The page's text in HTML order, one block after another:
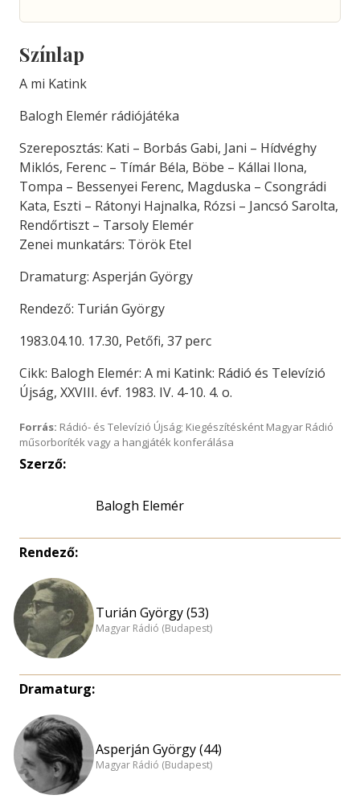
Színlap
A mi Katink
Balogh Elemér rádiójátéka
Szereposztás: Kati – Borbás Gabi, Jani – Hídvéghy
Miklós, Ferenc – Tímár Béla, Böbe – Kállai Ilona,
Tompa – Bessenyei Ferenc, Magduska – Csongrádi
Kata, Eszti – Rátonyi Hajnalka, Rózsi – Jancsó Sarolta,
Rendőrtiszt – Tarsoly Elemér
Zenei munkatárs: Török Etel
Dramaturg: Asperján György
Rendező: Turián György
1983.04.10. 17.30, Petőfi, 37 perc
Cikk: Balogh Elemér: A mi Katink: Rádió és Televízió
Újság, XXVIII. évf. 1983. IV. 4-10. 4. o.
Forrás: Rádió- és Televízió Újság; Kiegészítésként Magyar Rádió
műsorboríték vagy a hangjáték konferálása
Szerző:
Balogh Elemér
Rendező:
Turián György (53)
Magyar Rádió (Budapest)
Dramaturg:
Asperján György (44)
Magyar Rádió (Budapest)